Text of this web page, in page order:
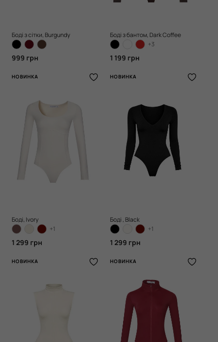
Боді з сітки, Burgundy
999 грн
Боді з бантом, Dark Coffee
+3
1 199 грн
НОВИНКА
Боді, Ivory
+1
1 299 грн
НОВИНКА
Боді , Black
+1
1 299 грн
НОВИНКА НОВИНКА